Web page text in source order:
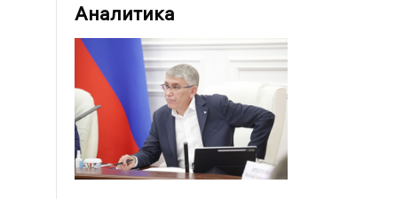
Аналитика